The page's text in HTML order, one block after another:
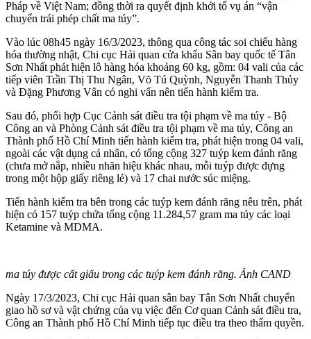
Pháp về Việt Nam; đồng thời ra quyết định khởi tố vụ án “vận
chuyển trái phép chất m‌a tú‌y”.
Vào lúc 08h45 ngày 16/3/2023, thông qua công tác soi chiếu hàng
hóa thường nhật, Chi cục Hải quan cửa khẩu Sân bay quốc tế Tân
Sơn Nhất phát hiện lô hàng hóa khoảng 60 kg, gồm: 04 vali của các
tiế‌p viê‌n Trần Thị Thu Ngân, Võ Tú Quỳnh, Nguyễn Thanh Thủy
và Đặng Phương Vân có nghi vấn nên tiến hành kiểm tra.
Sau đó, phối hợp Cục Cảnh sát điều tra tội phạm về m‌a tú‌y - Bộ
Công an và Phòng Cảnh sát điều tra tội phạm về m‌a tú‌y, Công an
Thành phố Hồ Chí Minh tiến hành kiểm tra, phát hiện trong 04 vali,
ngoài các vật dụng cá nhân, có tổng cộng 327 tuýp kem đánh răng
(chưa mở nắp, nhiều nhãn hiệu khác nhau, mỗi tuýp được đựng
trong một hộp giấy riêng lẻ) và 17 chai nước súc miệng.
Tiến hành kiểm tra bên trong các tuýp kem đánh răng nêu trên, phát
hiện có 157 tuýp chứa tổng cộng 11.284,57 gram m‌a tú‌y các loại
Ketamine và MDMA.
m‌a tú‌y được cất giấu trong các tuýp kem đánh răng. Ảnh CAND
Ngày 17/3/2023, Chi cục Hải quan sân bay Tân Sơn Nhất chuyển
giao hồ sơ và vật chứng của vụ việc đến Cơ quan Cảnh sát điều tra,
Công an Thành phố Hồ Chí Minh tiếp tục điều tra theo thẩm quyền.